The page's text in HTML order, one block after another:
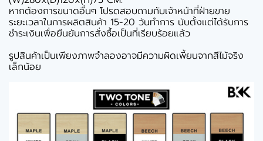
หากต้องการขนาดอื่นๆ โปรดสอบถามกับเจ้าหน้าที่ฝ่ายขาย
ระยะเวลาในการผลิตสินค้า 15-20 วันทำการ นับตั้งแต่ได้รับการ
ชำระเงินเพื่อยืนยันการสั่งซื้อเป็นที่เรียบร้อยแล้ว
รูปสินค้าเป็นเพียงภาพจำลองอาจมีความผิดเพี้ยนจากสีไม้จริง
เล็กน้อย